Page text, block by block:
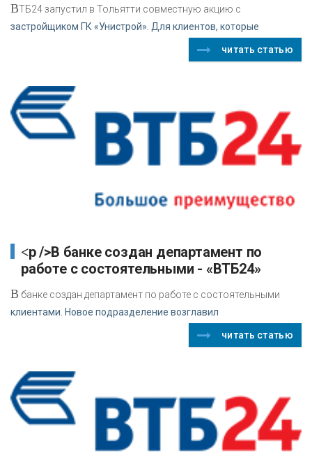
ВТБ24 запустил в Тольятти совместную акцию с
застройщиком ГК «Унистрой». Для клиентов, которые
читать статью
<p />В банке создан департамент по
работе с состоятельными - «ВТБ24»
В банке создан департамент по работе с состоятельными
клиентами. Новое подразделение возглавил
читать статью